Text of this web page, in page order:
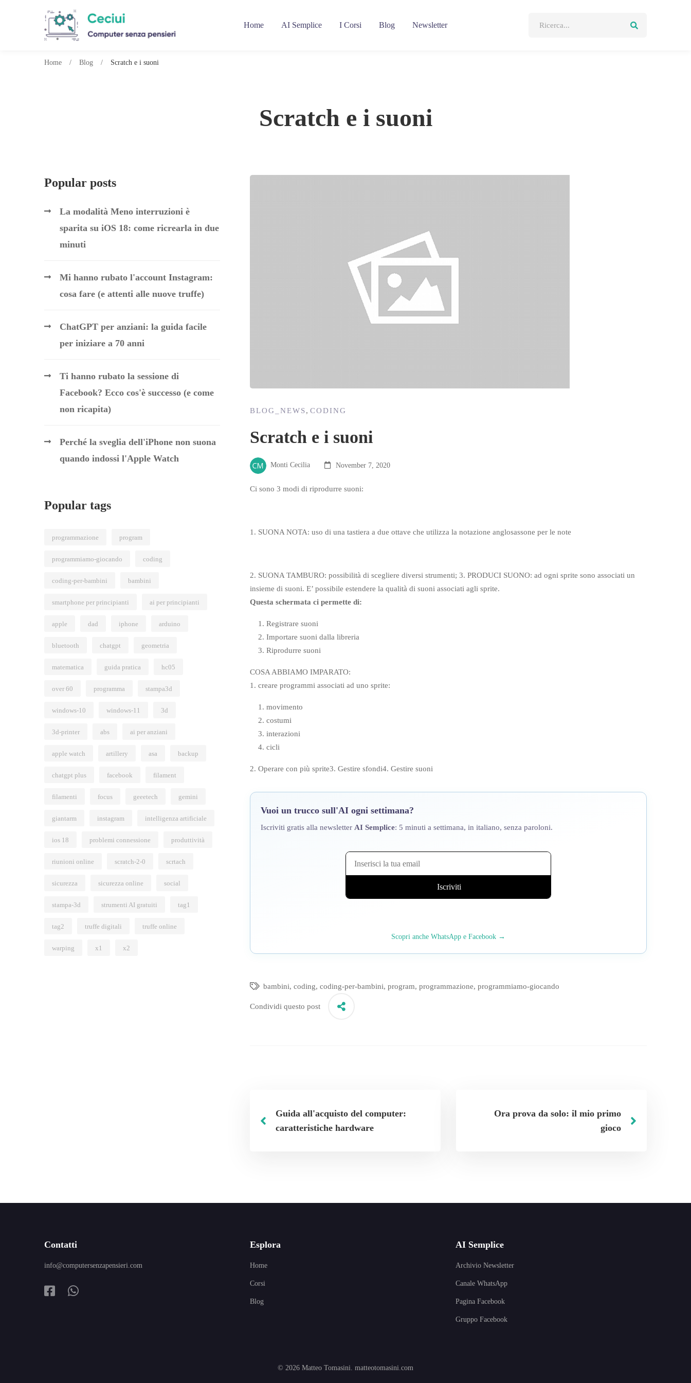
Home AI Semplice I Corsi Blog Newsletter
Scratch e i suoni
Home Blog Scratch e i suoni
BLOG_NEWS,CODING
Scratch e i suoni
Monti Cecilia November 7, 2020
Ci sono 3 modi di riprodurre suoni:
1. SUONA NOTA: uso di una tastiera a due ottave che utilizza la notazione anglosassone per le note
2. SUONA TAMBURO: possibilità di scegliere diversi strumenti; 3. PRODUCI SUONO: ad ogni sprite sono associati un
insieme di suoni. E’ possibile estendere la qualità di suoni associati agli sprite.
Questa schermata ci permette di:
Registrare suoni
Importare suoni dalla libreria
Riprodurre suoni
COSA ABBIAMO IMPARATO:
1. creare programmi associati ad uno sprite:
movimento
costumi
interazioni
cicli
2. Operare con più sprite3. Gestire sfondi4. Gestire suoni
Vuoi un trucco sull'AI ogni settimana?
Iscriviti gratis alla newsletter AI Semplice: 5 minuti a settimana, in italiano, senza paroloni.
Scopri anche WhatsApp e Facebook →
bambini,coding,coding-per-bambini,program,programmazione,programmiamo-giocando
Condividi questo post
Guida all'acquisto del computer:
caratteristiche hardware
Ora prova da solo: il mio primo
gioco
Popular posts
La modalità Meno interruzioni è
sparita su iOS 18: come ricrearla in due
minuti
Mi hanno rubato l'account Instagram:
cosa fare (e attenti alle nuove truffe)
ChatGPT per anziani: la guida facile
per iniziare a 70 anni
Ti hanno rubato la sessione di
Facebook? Ecco cos'è successo (e come
non ricapita)
Perché la sveglia dell'iPhone non suona
quando indossi l'Apple Watch
Popular tags
programmazione program
programmiamo-giocando coding
coding-per-bambini bambini
smartphone per principianti ai per principianti
apple dad iphone arduino
bluetooth chatgpt geometria
matematica guida pratica hc05
over 60 programma stampa3d
windows-10 windows-11 3d
3d-printer abs ai per anziani
apple watch artillery asa backup
chatgpt plus facebook filament
filamenti focus geeetech gemini
giantarm instagram intelligenza artificiale
ios 18 problemi connessione produttività
riunioni online scratch-2-0 scrtach
sicurezza sicurezza online social
stampa-3d strumenti AI gratuiti tag1
tag2 truffe digitali truffe online
warping x1 x2
Contatti
info@computersenzapensieri.com
Esplora
Home
Corsi
Blog
AI Semplice
Archivio Newsletter
Canale WhatsApp
Pagina Facebook
Gruppo Facebook
© 2026 Matteo Tomasini. matteotomasini.com